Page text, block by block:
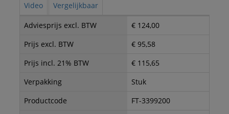
Video
Vergelijkbaar
Adviesprijs excl. BTW
€ 124,00
Prijs excl. BTW
€ 95,58
Prijs incl. 21% BTW
€ 115,65
Verpakking
Stuk
Productcode
FT-3399200